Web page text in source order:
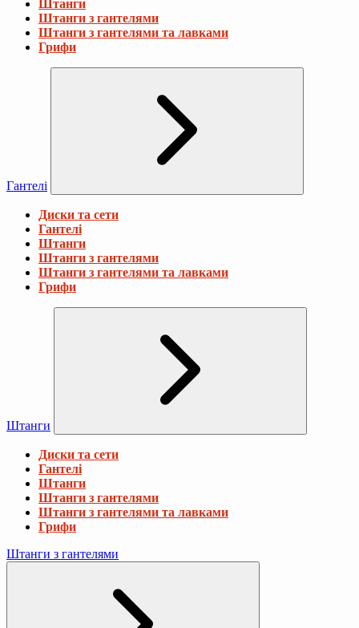
Штанги
Штанги з гантелями
Штанги з гантелями та лавками
Грифи
Гантелі
Диски та сети
Гантелі
Штанги
Штанги з гантелями
Штанги з гантелями та лавками
Грифи
Штанги
Диски та сети
Гантелі
Штанги
Штанги з гантелями
Штанги з гантелями та лавками
Грифи
Штанги з гантелями